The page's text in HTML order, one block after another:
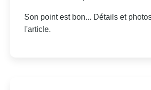
Son point est bon... Détails et
l'article.